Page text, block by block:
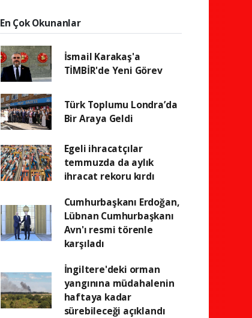
En Çok Okunanlar
İsmail Karakaş'a
TİMBİR'de Yeni Görev
Türk Toplumu Londra’da
Bir Araya Geldi
Egeli ihracatçılar
temmuzda da aylık
ihracat rekoru kırdı
Cumhurbaşkanı Erdoğan,
Lübnan Cumhurbaşkanı
Avn'ı resmi törenle
karşıladı
İngiltere'deki orman
yangınına müdahalenin
haftaya kadar
sürebileceği açıklandı